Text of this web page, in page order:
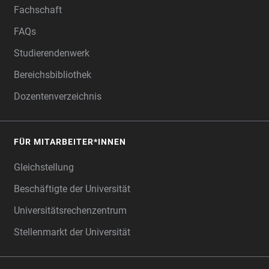
Fachschaft
FAQs
Studierendenwerk
Bereichsbibliothek
Dozentenverzeichnis
FÜR MITARBEITER*INNEN
Gleichstellung
Beschäftigte der Universität
Universitätsrechenzentrum
Stellenmarkt der Universität